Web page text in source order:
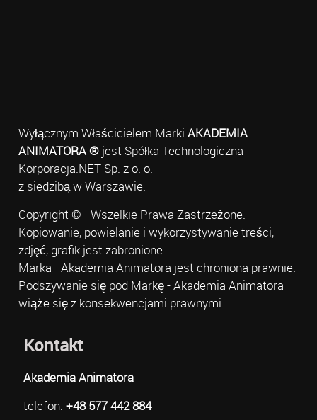
Wyłącznym Właścicielem Marki AKADEMIA
ANIMATORA ®jest Spółka Technologiczna
Korporacja.NET Sp. z o. o.
z siedzibą w Warszawie.
Copyright © - Wszelkie Prawa Zastrzeżone.
Kopiowanie, powielanie i wykorzystywanie treści,
zdjęć, grafik jest zabronione.
Marka - Akademia Animatora jest chroniona prawnie.
Podszywanie się pod Markę - Akademia Animatora
wiąże się z konsekwencjami prawnymi.
Kontakt
Akademia Animatora
telefon: +48 577 442 884